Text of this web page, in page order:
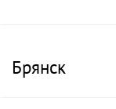
Брянск